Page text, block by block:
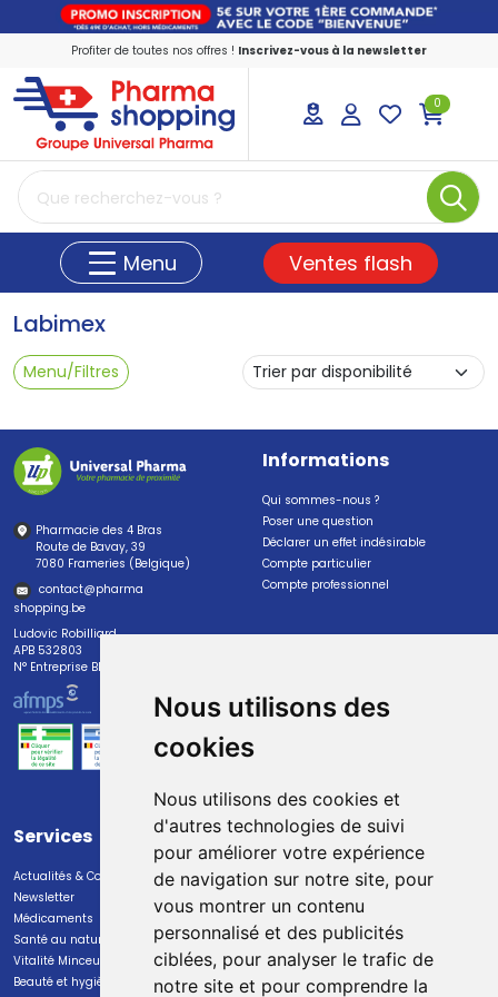
Nous utilisons des
cookies
Nous utilisons des cookies et
d'autres technologies de suivi
pour améliorer votre expérience
de navigation sur notre site, pour
vous montrer un contenu
personnalisé et des publicités
ciblées, pour analyser le trafic de
notre site et pour comprendre la
Profiter de toutes nos offres ! Inscrivez-vous à la newsletter
PharmaShopping Votre pharmacie en
0
Menu Ventes flash
Labimex
Menu/Filtres
Pharmacie des 4 Bras
Route de Bavay, 39
7080 Frameries (Belgique)
contact@pharma
shopping.be
Ludovic Robilliard
APB 532803
N° Entreprise BE0447.382.113
Informations
Qui sommes-nous ?
Poser une question
Déclarer un effet indésirable
Compte particulier
Compte professionnel
Services
Actualités & Conseils
Newsletter
Médicaments
Santé au naturel
Vitalité Minceur Nutrition
Beauté et hygiène
Paiement
Paiement sécurisé